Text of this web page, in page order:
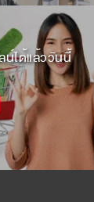
น์ได้แล้ววันนี้